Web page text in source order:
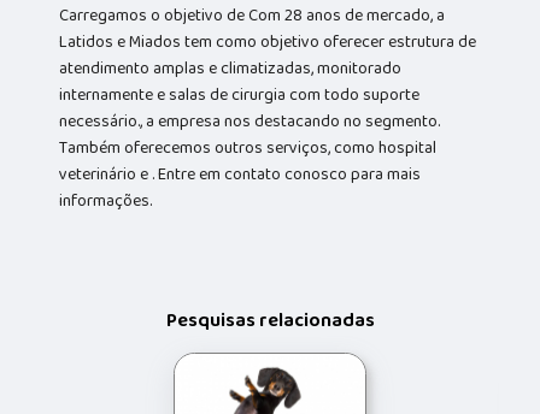
Carregamos o objetivo de Com 28 anos de mercado, a
Latidos e Miados tem como objetivo oferecer estrutura de
atendimento amplas e climatizadas, monitorado
internamente e salas de cirurgia com todo suporte
necessário., a empresa nos destacando no segmento.
Também oferecemos outros serviços, como hospital
veterinário e . Entre em contato conosco para mais
informações.
Pesquisas relacionadas